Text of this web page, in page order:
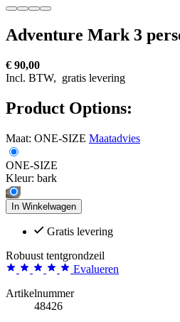
Adventure Mark 3
€ 90,00
Incl. BTW, gratis levering
Product Options:
Maat: ONE-SIZE Maatadvies
ONE-SIZE
Kleur: bark
In Winkelwagen
Gratis levering
Robuust tentgrondzeil
Evalueren
Artikelnummer
48426